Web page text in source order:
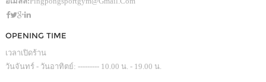
OPENING TIME
เวลาเปิดร้าน
วันจันทร์ - วันอาทิตย์: --------- 10.00 น. - 19.00 น.